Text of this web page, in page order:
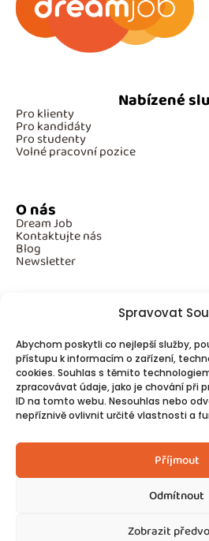
Spravovat
Abychom poskytli co nejlepší služby,
přístupu k informacím o zařízení,
cookies. Souhlas s těmito
zpracovávat údaje, jako je chování při
ID na tomto webu. Nesouhlas nebo
nepříznivě ovlivnit určité vlastnosti a
Příjmout
Odmítnout
Zobrazit
Nabízené
Pro klienty
Pro kandidáty
Pro studenty
Volné pracovní pozice
O nás
Dream Job
Kontaktujte nás
Blog
Newsletter
Povinné informace
GDPR
Cookies
Spojte se s